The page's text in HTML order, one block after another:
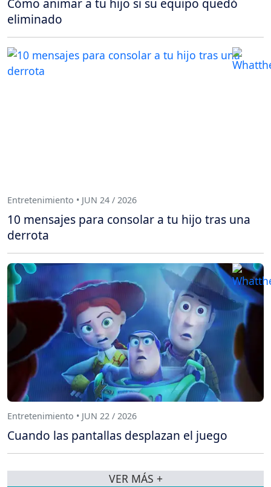
eliminado
Entretenimiento • JUN 24 / 2026
10 mensajes para consolar a tu hijo tras una
derrota
Entretenimiento • JUN 22 / 2026
Cuando las pantallas desplazan el juego
VER MÁS +